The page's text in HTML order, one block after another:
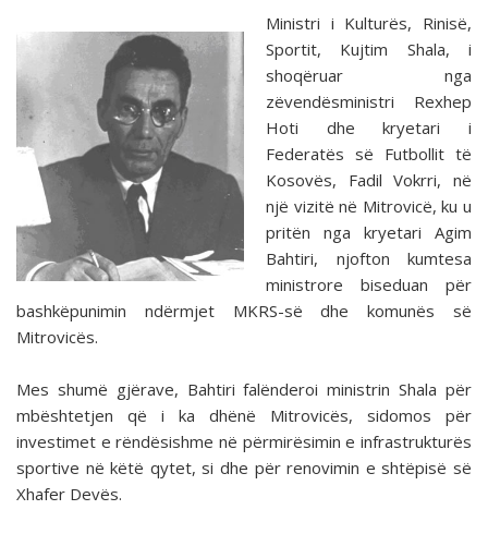
Ministri i Kulturës, Rinisë,
Sportit, Kujtim Shala, i
shoqëruar nga
zëvendësministri Rexhep
Hoti dhe kryetari i
Federatës së Futbollit të
Kosovës, Fadil Vokrri, në
një vizitë në Mitrovicë, ku u
pritën nga kryetari Agim
Bahtiri, njofton kumtesa
ministrore biseduan për
bashkëpunimin ndërmjet MKRS-së dhe komunës së
Mitrovicës.
Mes shumë gjërave, Bahtiri falënderoi ministrin Shala për
mbështetjen që i ka dhënë Mitrovicës, sidomos për
investimet e rëndësishme në përmirësimin e infrastrukturës
sportive në këtë qytet, si dhe për renovimin e shtëpisë së
Xhafer Devës.